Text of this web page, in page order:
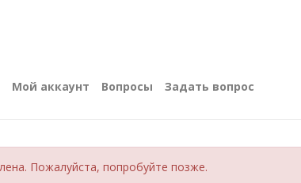
Мой аккаунт Вопросы Задать вопрос
Пожалуйста, попробуйте позже.